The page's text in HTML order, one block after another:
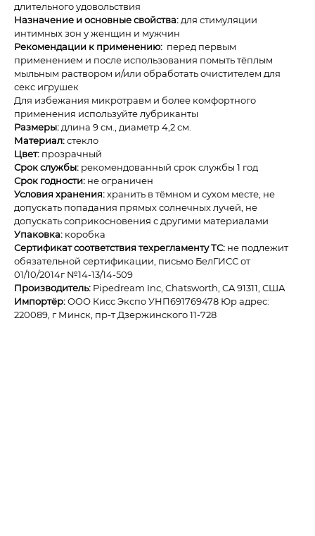
длительного удовольствия
Назначение и основные свойства:для стимуляции
интимных зон у женщин и мужчин
Рекомендации к применению: перед первым
применением и после использования помыть тёплым
мыльным раствором и/или обработать очистителем для
секс игрушек
Для избежания микротравм и более комфортного
применения используйте лубриканты
Размеры:длина 9 см., диаметр 4,2 см.
Материал:стекло
Цвет: прозрачный
Срок службы: рекомендованный срок службы 1 год
Срок годности: не ограничен
Условия хранения:хранить в тёмном и сухом месте, не
допускать попадания прямых солнечных лучей, не
допускать соприкосновения с другими материалами
Упаковка: коробка
Сертификат соответствия техрегламенту ТС: не подлежит
обязательной сертификации, письмо БелГИСС от
01/10/2014г №14-13/14-509
Производитель: Pipedream Inc, Chatsworth, CA 91311, США
Импортёр:ОOО Кисс Экспо УНП691769478 Юр адрес:
220089, г Минск, пр-т Дзержинского 11-728